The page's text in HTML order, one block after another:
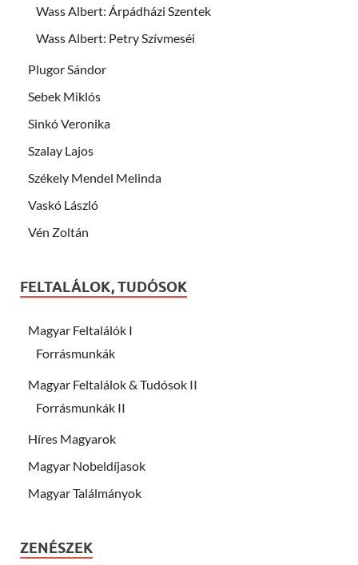
Wass Albert: Árpádházi Szentek
Wass Albert: Petry Szívmeséi
Plugor Sándor
Sebek Miklós
Sinkó Veronika
Szalay Lajos
Székely Mendel Melinda
Vaskó László
Vén Zoltán
FELTALÁLOK, TUDÓSOK
Magyar Feltalálók I
Forrásmunkák
Magyar Feltalálok & Tudósok II
Forrásmunkák II
Híres Magyarok
Magyar Nobeldíjasok
Magyar Találmányok
ZENÉSZEK